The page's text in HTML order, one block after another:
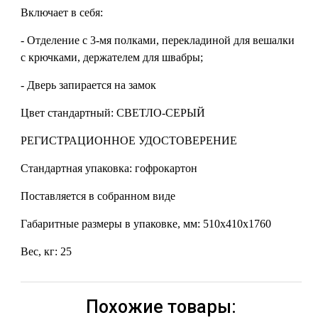
Включает в себя:
- Отделение с 3-мя полками, перекладиной для вешалки
с крючками, держателем для швабры;
- Дверь запирается на замок
Цвет стандартный: СВЕТЛО-СЕРЫЙ
РЕГИСТРАЦИОННОЕ УДОСТОВЕРЕНИЕ
Стандартная упаковка: гофрокартон
Поставляется в собранном виде
Габаритные размеры в упаковке, мм: 510х410х1760
Вес, кг: 25
Похожие товары: